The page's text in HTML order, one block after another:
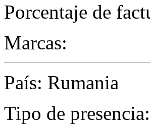
Porcentaje de
Marcas:
País: Rumania
Tipo de